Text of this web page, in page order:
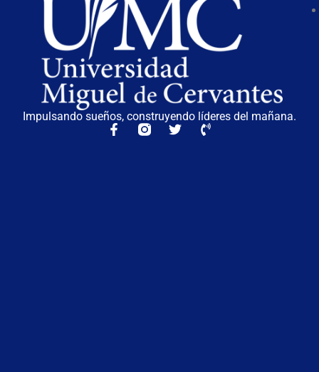
Impulsando sueños, construyendo líderes del mañana.